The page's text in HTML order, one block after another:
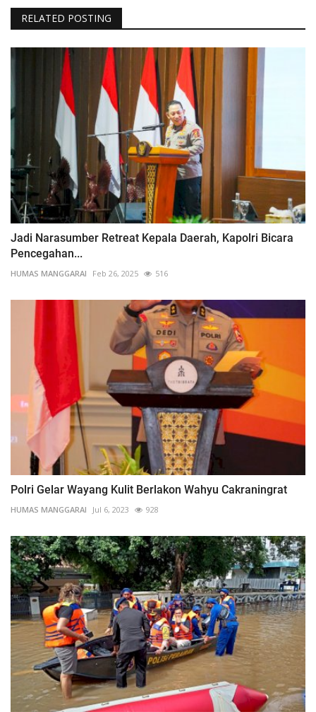
RELATED POSTING
Jadi Narasumber Retreat Kepala Daerah, Kapolri Bicara
Pencegahan...
HUMAS MANGGARAI Feb 26, 2025 516
Polri Gelar Wayang Kulit Berlakon Wahyu Cakraningrat
HUMAS MANGGARAI Jul 6, 2023 928